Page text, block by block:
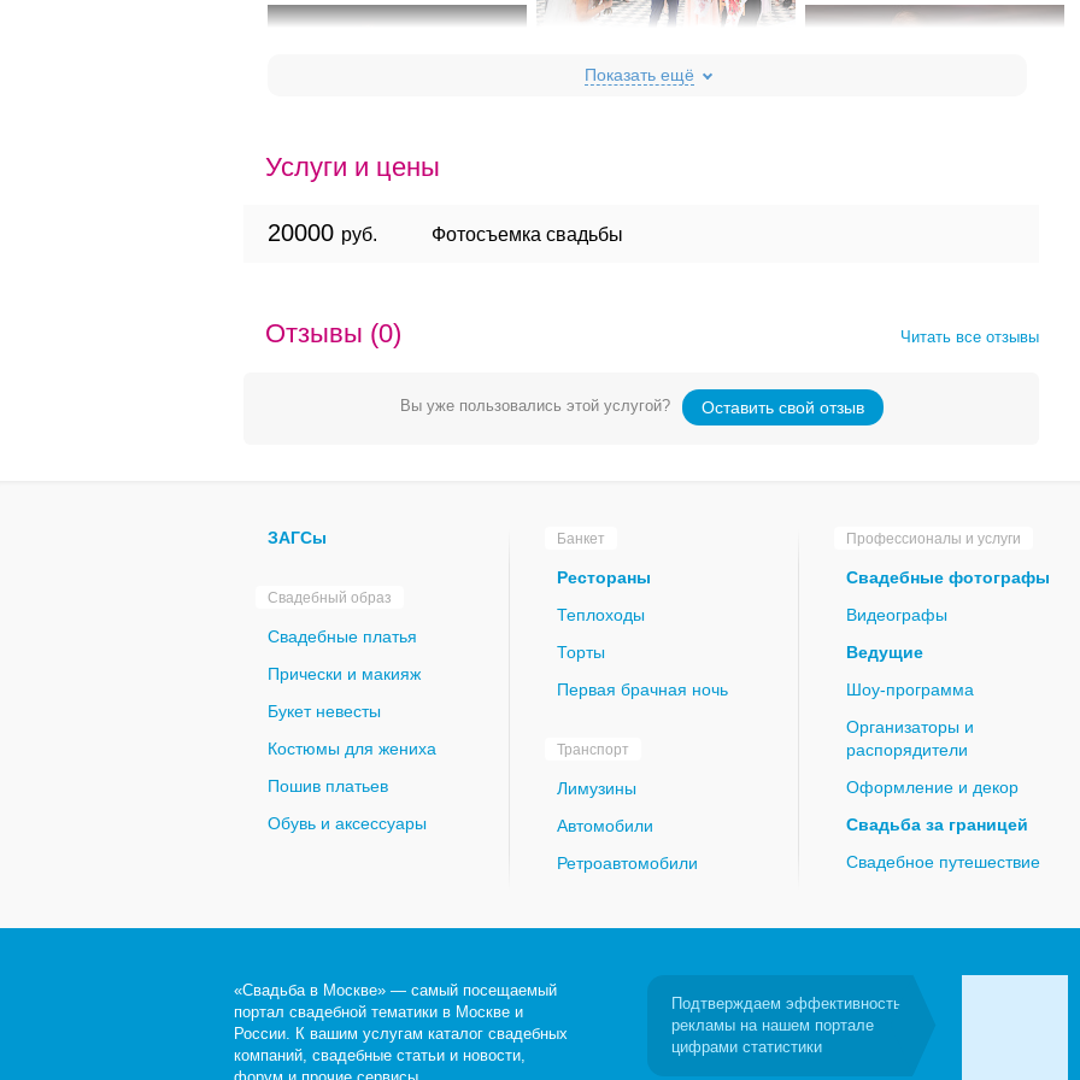
Услуги и цены
Фотосъемка свадьбы
20000 руб.
Отзывы (0) Читать все отзывы
Вы уже пользовались этой услугой? Оставить свой отзыв
ЗАГСы
Свадебный образ
Свадебные платья
Прически и макияж
Букет невесты
Костюмы для жениха
Пошив платьев
Обувь и аксессуары
Банкет
Рестораны
Теплоходы
Торты
Первая брачная ночь
Транспорт
Лимузины
Автомобили
Ретроавтомобили
Профессионалы и услуги
Свадебные фотографы
Видеографы
Ведущие
Шоу-программа
Организаторы и
распорядители
Оформление и декор
Свадьба за границей
Свадебное путешествие
«Свадьба в Москве» — самый посещаемый
портал свадебной тематики в Москве и
России. К вашим услугам каталог свадебных
компаний, свадебные статьи и новости,
Подтверждаем эффективность
рекламы на нашем портале
цифрами статистики